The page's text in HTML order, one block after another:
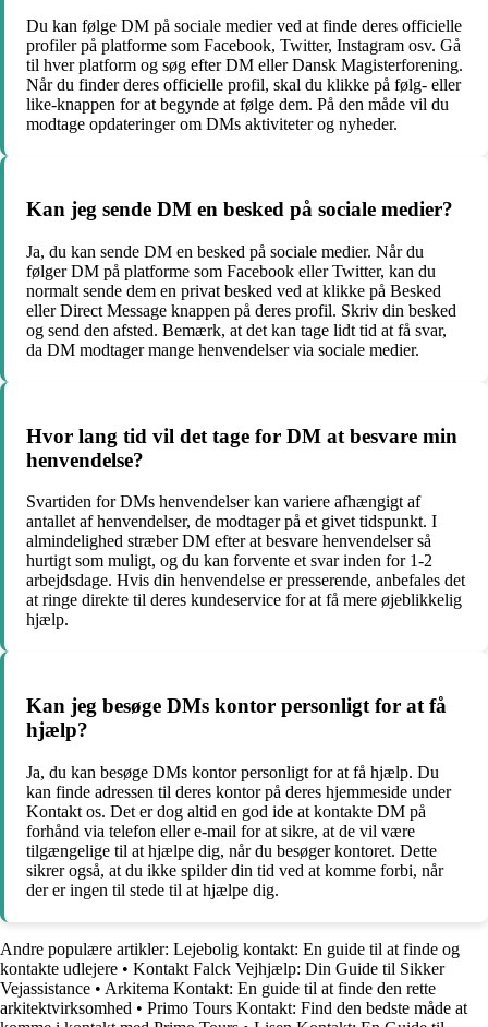
Du kan følge DM på sociale medier ved at finde deres officielle
profiler på platforme som Facebook, Twitter, Instagram osv. Gå
til hver platform og søg efter DM eller Dansk Magisterforening.
Når du finder deres officielle profil, skal du klikke på følg- eller
like-knappen for at begynde at følge dem. På den måde vil du
modtage opdateringer om DMs aktiviteter og nyheder.
Kan jeg sende DM en besked på sociale medier?
Ja, du kan sende DM en besked på sociale medier. Når du
følger DM på platforme som Facebook eller Twitter, kan du
normalt sende dem en privat besked ved at klikke på Besked
eller Direct Message knappen på deres profil. Skriv din besked
og send den afsted. Bemærk, at det kan tage lidt tid at få svar,
da DM modtager mange henvendelser via sociale medier.
Hvor lang tid vil det tage for DM at besvare min
henvendelse?
Svartiden for DMs henvendelser kan variere afhængigt af
antallet af henvendelser, de modtager på et givet tidspunkt. I
almindelighed stræber DM efter at besvare henvendelser så
hurtigt som muligt, og du kan forvente et svar inden for 1-2
arbejdsdage. Hvis din henvendelse er presserende, anbefales det
at ringe direkte til deres kundeservice for at få mere øjeblikkelig
hjælp.
Kan jeg besøge DMs kontor personligt for at få
hjælp?
Ja, du kan besøge DMs kontor personligt for at få hjælp. Du
kan finde adressen til deres kontor på deres hjemmeside under
Kontakt os. Det er dog altid en god ide at kontakte DM på
forhånd via telefon eller e-mail for at sikre, at de vil være
tilgængelige til at hjælpe dig, når du besøger kontoret. Dette
sikrer også, at du ikke spilder din tid ved at komme forbi, når
der er ingen til stede til at hjælpe dig.
Andre populære artikler: Lejebolig kontakt: En guide til at finde og
kontakte udlejere • Kontakt Falck Vejhjælp: Din Guide til Sikker
Vejassistance • Arkitema Kontakt: En guide til at finde den rette
arkitektvirksomhed • Primo Tours Kontakt: Find den bedste måde at